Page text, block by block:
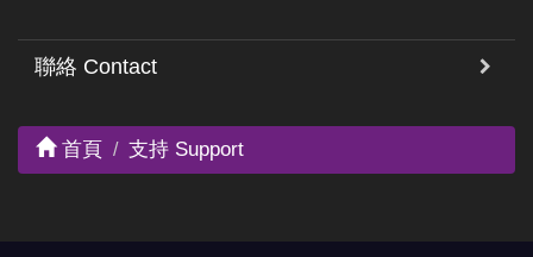
聯絡 Contact
首頁 支持 Support